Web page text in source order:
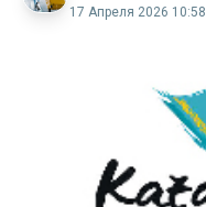
17 Апреля 2026 10:58